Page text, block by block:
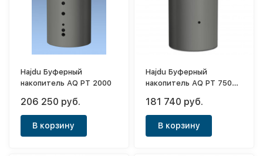
Hajdu Буферный
накопитель AQ PT 2000
206 250 руб.
В корзину
Hajdu Буферный
накопитель AQ PT 750
181 740 руб.
В корзину